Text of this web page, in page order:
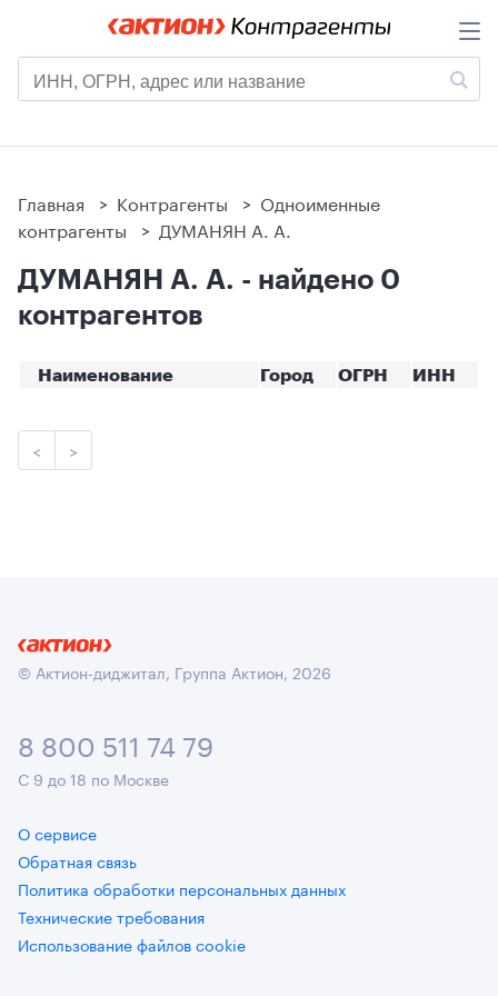
Главная > Контрагенты > Одноименные
контрагенты > ДУМАНЯН А. А.
ДУМАНЯН А. А. - найдено 0
контрагентов
Наименование Город ОГРН ИНН
< >
© Актион-диджитал, Группа Актион, 2026
8 800 511 74 79
С 9 до 18 по Москве
О сервисе
Обратная связь
Политика обработки персональных данных
Технические требования
Использование файлов cookie